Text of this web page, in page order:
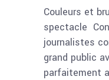
Couleurs et
spectacle
journalistes
grand public
parfaitement